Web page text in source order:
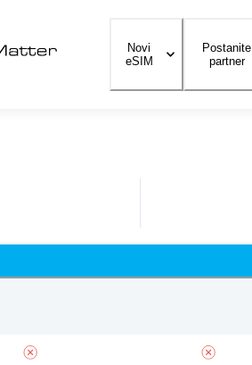
Novi
eSIM
Postanite
partner